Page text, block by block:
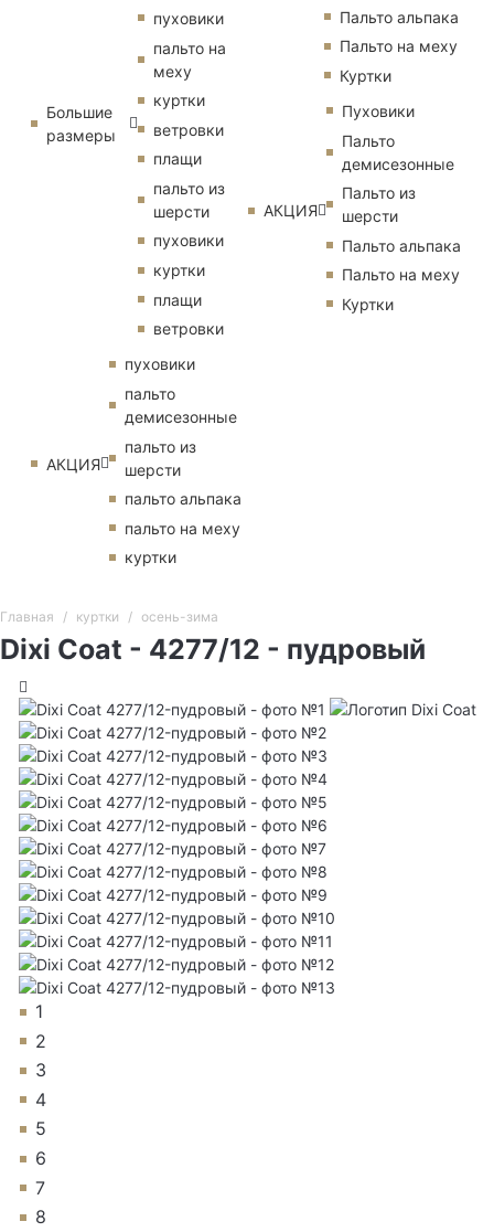
Большие
размеры
пуховики
пальто на
меху
куртки
ветровки
плащи
пальто из
шерсти
пуховики
куртки
плащи
ветровки
АКЦИЯ
пуховики
пальто
демисезонные
пальто из
шерсти
пальто альпака
пальто на меху
куртки
Пальто альпака
Пальто на меху
Куртки
АКЦИЯ
Пуховики
Пальто
демисезонные
Пальто из
шерсти
Пальто альпака
Пальто на меху
Куртки
Главная куртки осень-зима
Dixi Coat - 4277/12 - пудровый
1
2
3
4
5
6
7
8